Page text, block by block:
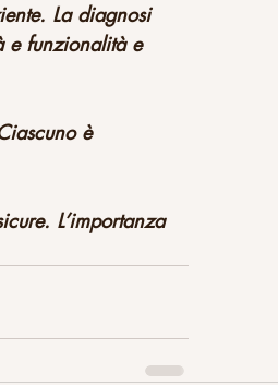
La diagnosi
e funzionalità e
è
L’importanza